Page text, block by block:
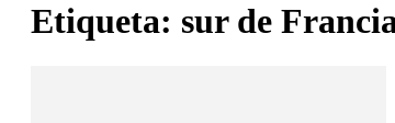
Etiqueta: sur de